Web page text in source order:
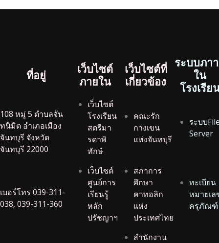
ที่อยู่
เว็บไซต์
ภายใน
เว็บไซต์ที่
เกี่ยวข้อง
ระบบภา
ใน
โรงเรีย
108 หมู่ 5 ตำบลจัน
ทนิมิต อำเภอเมือง
จันทบุรี จังหวัด
จันทบุรี 22000
เว็บไซต์
โรงเรียน
สตรีมา
รดาพิ
ทักษ๋
คณะรัก
กางเขน
แห่งจันทบุรี
ระบบ
Server
เบอร์โทร 039-311-
038, 039-311-360
เว็บไซต์
ศูนย์การ
เรียนรู้
หลัก
ปรัชญาฯ
สภาการ
ศึกษา
คาทอลิก
แห่ง
ประเทศไทย
ทะเบียน
หมายเล
ครุภัณฑ์
สำนักงาน